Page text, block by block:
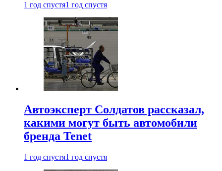
1 год спустя1 год спустя
Автоэксперт Солдатов рассказал,
какими могут быть автомобили
бренда Tenet
1 год спустя1 год спустя